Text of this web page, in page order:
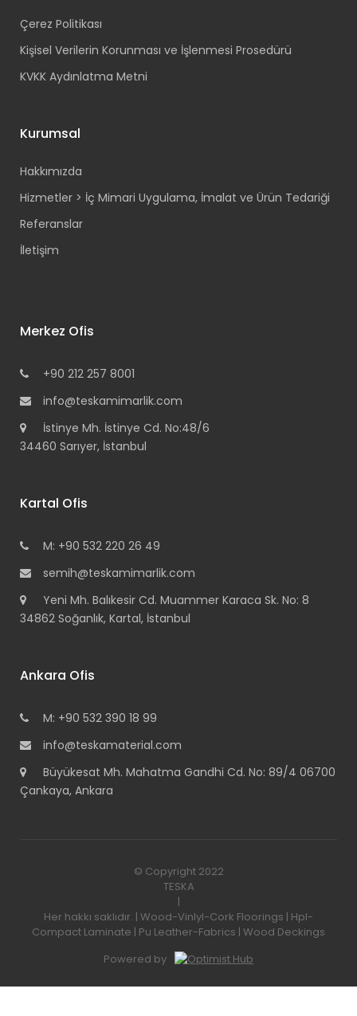
Çerez Politikası
Kişisel Verilerin Korunması ve İşlenmesi Prosedürü
KVKK Aydınlatma Metni
Kurumsal
Hakkımızda
Hizmetler > İç Mimari Uygulama, İmalat ve Ürün Tedariği
Referanslar
İletişim
Merkez Ofis
+90 212 257 8001
info@teskamimarlik.com
İstinye Mh. İstinye Cd. No:48/6
34460 Sarıyer, İstanbul
Kartal Ofis
M: +90 532 220 26 49
semih@teskamimarlik.com
Yeni Mh. Balıkesir Cd. Muammer Karaca Sk. No: 8
34862 Soğanlık, Kartal, İstanbul
Ankara Ofis
M: +90 532 390 18 99
info@teskamaterial.com
Büyükesat Mh. Mahatma Gandhi Cd. No: 89/4 06700
Çankaya, Ankara
© Copyright 2022
TESKA
|
Her hakkı saklıdır. | Wood-Vinlyl-Cork Floorings | Hpl-
Compact Laminate | Pu Leather-Fabrics | Wood Deckings
Powered by